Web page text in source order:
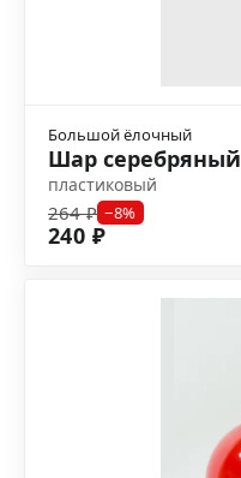
Большой ёлочный
Шар серебряный
пластиковый
264 ₽ −8%
240 ₽